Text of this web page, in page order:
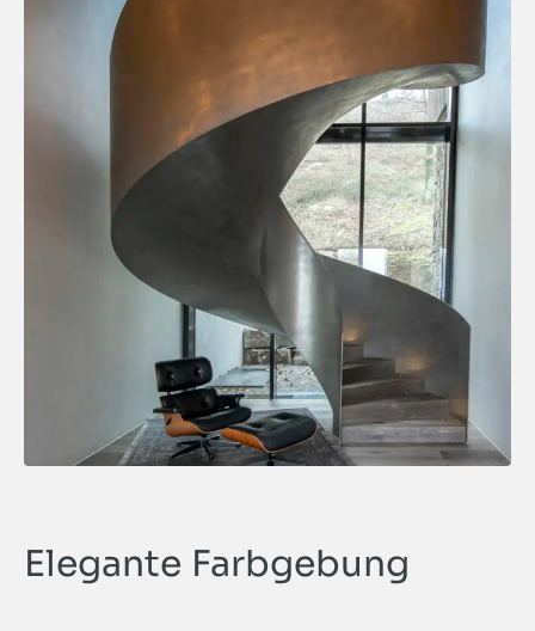
Elegante Farbgebung